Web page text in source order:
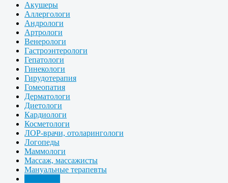
Акушеры
Аллергологи
Андрологи
Артрологи
Венерологи
Гастроэнтерологи
Гепатологи
Гинекологи
Гирудотерапия
Гомеопатия
Дерматологи
Диетологи
Кардиологи
Косметологи
ЛОР-врачи, отоларингологи
Логопеды
Маммологи
Массаж, массажисты
Мануальные терапевты